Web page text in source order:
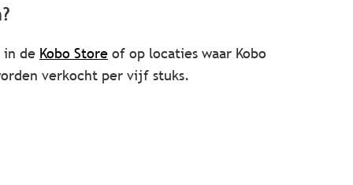
?
in de Kobo Store of op locaties waar Kobo
verkocht per vijf stuks.